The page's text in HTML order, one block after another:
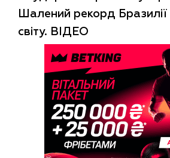
Шалений рекорд Бразилії
світу. ВІДЕО